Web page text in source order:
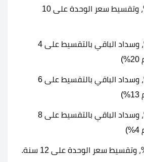
دفع مقدم 10%، وتقسيط سعر الوحدة على 10
سداد مقدم 5%، وسداد الباقي بالتقسيط على 4
سداد مقدم 5%، وسداد الباقي بالتقسيط على 6
سداد مقدم 5%، وسداد الباقي بالتقسيط على 8